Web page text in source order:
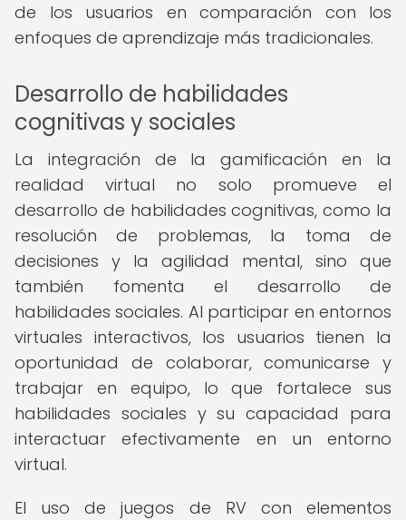
de los usuarios en comparación con los
enfoques de aprendizaje más tradicionales.
Desarrollo de habilidades
cognitivas y sociales
La integración de la gamificación en la
realidad virtual no solo promueve el
desarrollo de habilidades cognitivas, como la
resolución de problemas, la toma de
decisiones y la agilidad mental, sino que
también fomenta el desarrollo de
habilidades sociales. Al participar en entornos
virtuales interactivos, los usuarios tienen la
oportunidad de colaborar, comunicarse y
trabajar en equipo, lo que fortalece sus
habilidades sociales y su capacidad para
interactuar efectivamente en un entorno
virtual.
El uso de juegos de RV con elementos